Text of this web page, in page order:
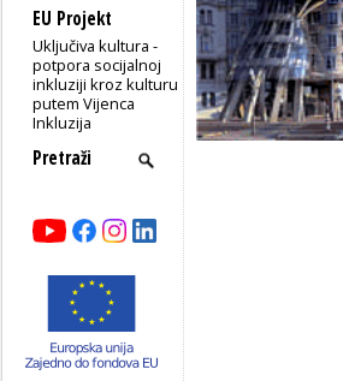
EU Projekt
Uključiva kultura -
potpora socijalnoj
inkluziji kroz kulturu
putem Vijenca
Inkluzija